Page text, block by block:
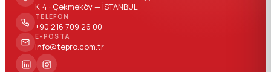
K:4 · Çekmeköy — İSTANBUL
TELEFON
+90 216 709 26 00
E-POSTA
info@tepro.com.tr